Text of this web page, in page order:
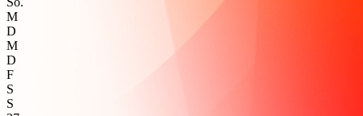
M
D
M
D
F
S
S